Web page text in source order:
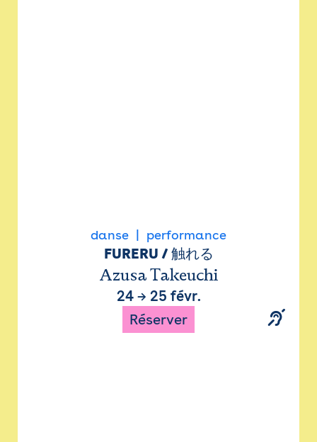
danse performance
FURERU / 触れる
Azusa Takeuchi
24→ 25 févr.
Réserver